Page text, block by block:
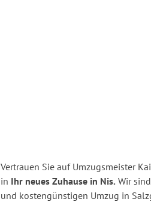
Vertrauen Sie auf Umzugsmeister
in Ihr neues Zuhause in Nis. Wir
und kostengünstigen Umzug in